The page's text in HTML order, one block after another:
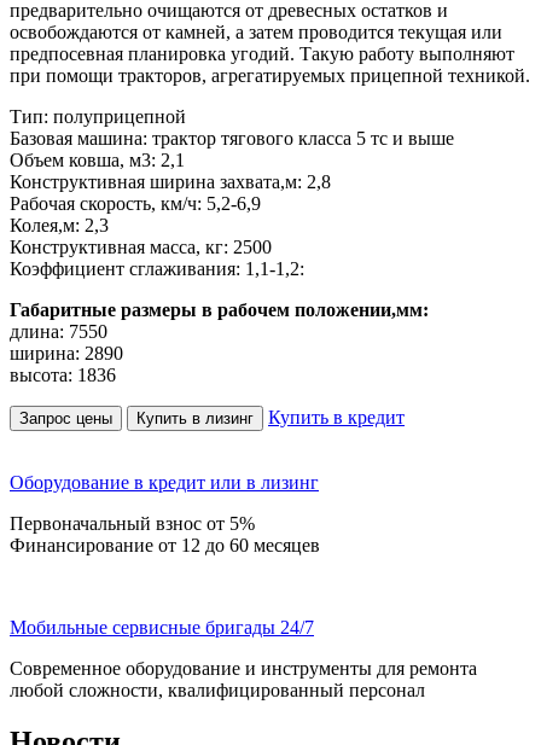
предварительно очищаются от древесных остатков и
освобождаются от камней, а затем проводится текущая или
предпосевная планировка угодий. Такую работу выполняют
при помощи тракторов, агрегатируемых прицепной техникой.
Тип: полуприцепной
Базовая машина: трактор тягового класса 5 тс и выше
Объем ковша, м3: 2,1
Конструктивная ширина захвата,м: 2,8
Рабочая скорость, км/ч: 5,2-6,9
Колея,м: 2,3
Конструктивная масса, кг: 2500
Коэффициент сглаживания: 1,1-1,2:
Габаритные размеры в рабочем положении,мм:
длина: 7550
ширина: 2890
высота: 1836
Запрос цены Купить в лизинг Купить в кредит
Оборудование в кредит или в лизинг
Первоначальный взнос от 5%
Финансирование от 12 до 60 месяцев
Мобильные сервисные бригады 24/7
Современное оборудование и инструменты для ремонта
любой сложности, квалифицированный персонал